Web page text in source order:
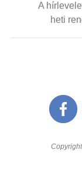
A
heti